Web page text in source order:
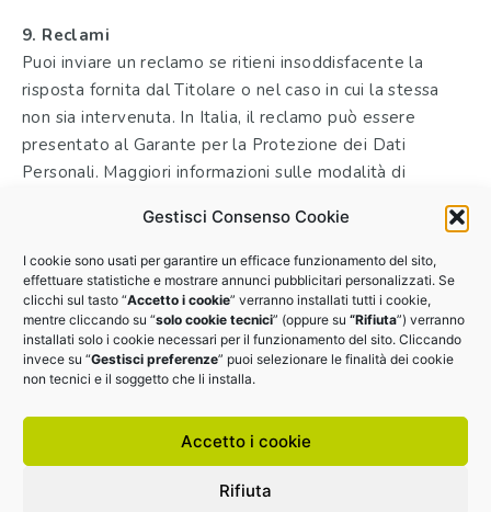
Gestisci Consenso Cookie
I cookie sono usati per garantire un efficace funzionamento del sito,
effettuare statistiche e mostrare annunci pubblicitari personalizzati. Se
clicchi sul tasto “Accetto i cookie” verranno installati tutti i cookie,
mentre cliccando su “solo cookie tecnici” (oppure su “Rifiuta”) verranno
installati solo i cookie necessari per il funzionamento del sito. Cliccando
invece su “Gestisci preferenze” puoi selezionare le finalità dei cookie
non tecnici e il soggetto che li installa.
Accetto i cookie
Rifiuta
9. Reclami
Puoi inviare un reclamo se ritieni insoddisfacente la
risposta fornita dal Titolare o nel caso in cui la stessa
non sia intervenuta. In Italia, il reclamo può essere
presentato al Garante per la Protezione dei Dati
Personali. Maggiori informazioni sulle modalità di
Garante, all’indirizzo http://www.garanteprivacy.it/.
[aggiornamento luglio 2022]